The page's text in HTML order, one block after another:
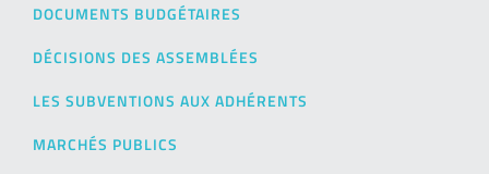
DOCUMENTS BUDGÉTAIRES
DÉCISIONS DES ASSEMBLÉES
LES SUBVENTIONS AUX ADHÉRENTS
MARCHÉS PUBLICS